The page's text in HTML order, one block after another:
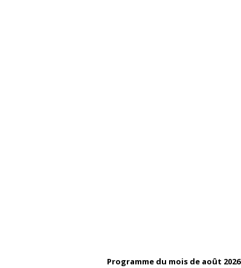
Programme du mois de août 2026